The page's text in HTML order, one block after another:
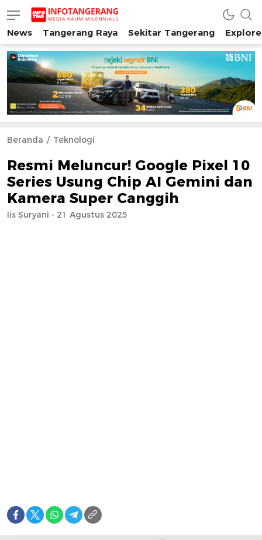
INFO TANGERANG
Media Kaum Millenials Tangerang Raya
News Tangerang Raya Sekitar Tangerang
Beranda Teknologi
Resmi Meluncur! Google Pixel 10
Series Usung Chip AI Gemini dan
Kamera Super Canggih
Iis Suryani - 21 Agustus 2025